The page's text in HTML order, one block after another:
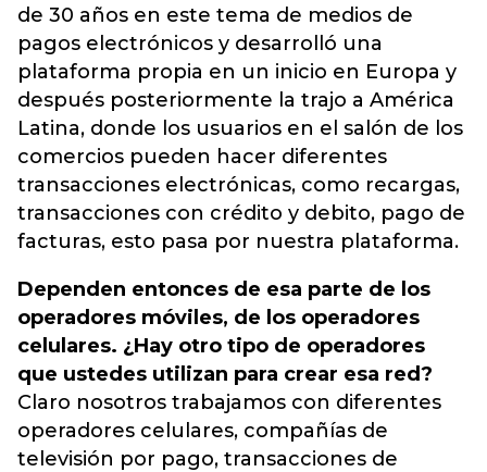
de 30 años en este tema de medios de
pagos electrónicos y desarrolló una
plataforma propia en un inicio en Europa y
después posteriormente la trajo a América
Latina, donde los usuarios en el salón de los
comercios pueden hacer diferentes
transacciones electrónicas, como recargas,
transacciones con crédito y debito, pago de
facturas, esto pasa por nuestra plataforma.
Dependen entonces de esa parte de los
operadores móviles, de los operadores
celulares. ¿Hay otro tipo de operadores
que ustedes utilizan para crear esa red?
Claro nosotros trabajamos con diferentes
operadores celulares, compañías de
televisión por pago, transacciones de